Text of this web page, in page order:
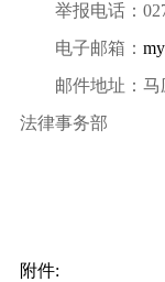
举报电话：
电子邮箱：
邮件地址：
法律事务部
附件: